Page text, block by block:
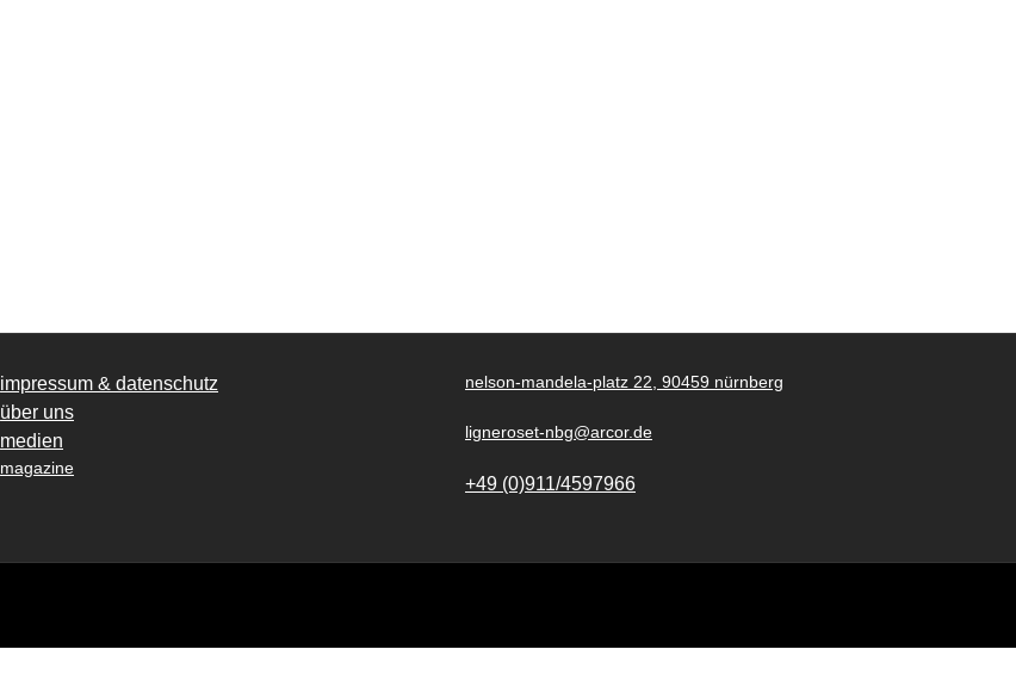
impressum & datenschutz
über uns
medien
magazine
nelson-mandela-platz 22, 90459 nürnberg
ligneroset-nbg@arcor.de
+49 (0)911/4597966